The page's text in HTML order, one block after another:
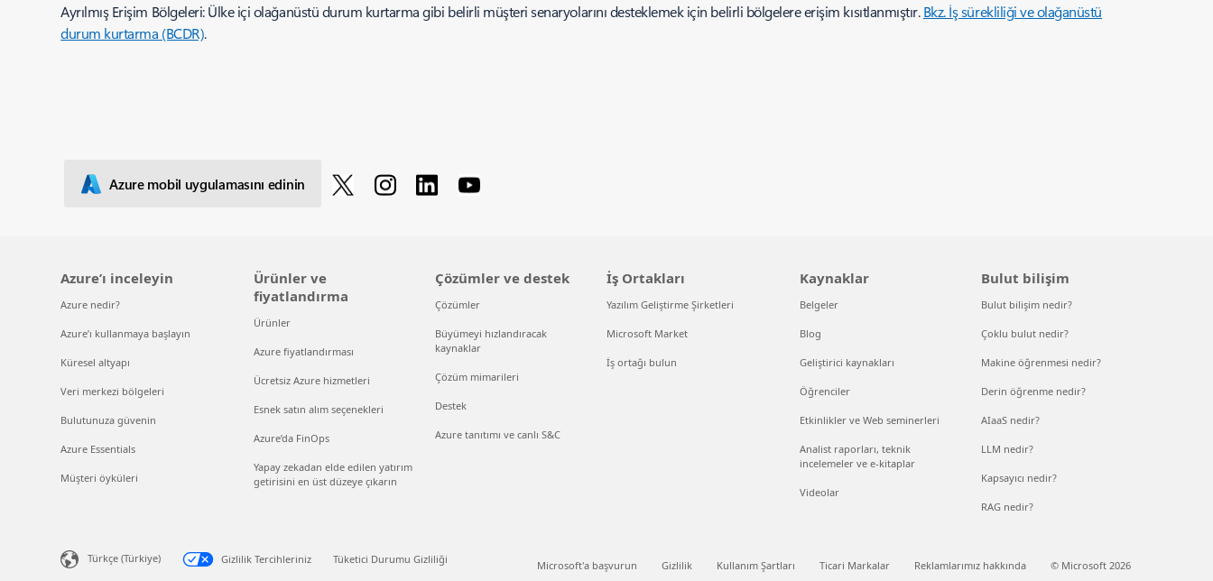
Ayrılmış Erişim Bölgeleri: Ülke içi olağanüstü durum kurtarma gibi belirli müşteri senaryolarını desteklemek için belirli bölgelere erişim kısıtlanmıştır.Bkz. İş sürekliliği ve olağanüstü
durum kurtarma (BCDR).
Azure mobil uygulamasını edinin
Azure’ı inceleyin
Azure nedir?
Azure’ı kullanmaya başlayın
Küresel altyapı
Veri merkezi bölgeleri
Bulutunuza güvenin
Azure Essentials
Müşteri öyküleri
Ürünler ve
fiyatlandırma
Ürünler
Azure fiyatlandırması
Ücretsiz Azure hizmetleri
Esnek satın alım seçenekleri
Azure’da FinOps
Yapay zekadan elde edilen yatırım
getirisini en üst düzeye çıkarın
Çözümler ve destek
Çözümler
Büyümeyi hızlandıracak
kaynaklar
Çözüm mimarileri
Destek
Azure tanıtımı ve canlı S&C
İş Ortakları
Yazılım Geliştirme Şirketleri
Microsoft Market
İş ortağı bulun
Kaynaklar
Belgeler
Blog
Geliştirici kaynakları
Öğrenciler
Etkinlikler ve Web seminerleri
Analist raporları, teknik
incelemeler ve e-kitaplar
Videolar
Bulut bilişim
Bulut bilişim nedir?
Çoklu bulut nedir?
Makine öğrenmesi nedir?
Derin öğrenme nedir?
AIaaS nedir?
LLM nedir?
Kapsayıcı nedir?
RAG nedir?
Türkçe (Türkiye) Gizlilik Tercihleriniz Tüketici Durumu Gizliliği Microsoft'a başvurun Gizlilik Kullanım Şartları Ticari Markalar Reklamlarımız hakkında © Microsoft 2026